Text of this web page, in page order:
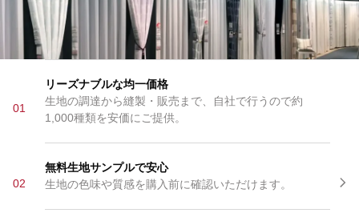
01
リーズナブルな均一価格
生地の調達から縫製・販売まで、自社で行うので約
1,000種類を安価にご提供。
02
無料生地サンプルで安心
生地の色味や質感を購入前に確認いただけます。